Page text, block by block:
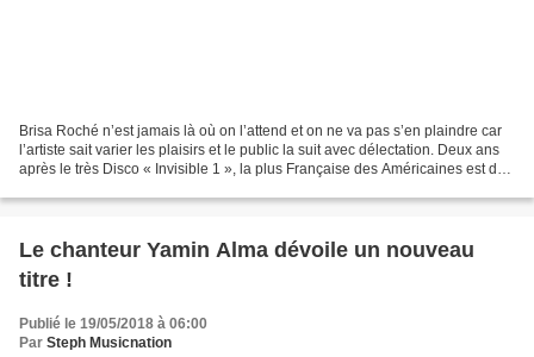
Brisa Roché n’est jamais là où on l’attend et on ne va pas s’en plaindre car
l’artiste sait varier les plaisirs et le public la suit avec délectation. Deux ans
après le très Disco « Invisible 1 », la plus Française des Américaines est de
Le chanteur Yamin Alma dévoile un nouveau
titre !
Publié le 19/05/2018 à 06:00
Par Steph Musicnation